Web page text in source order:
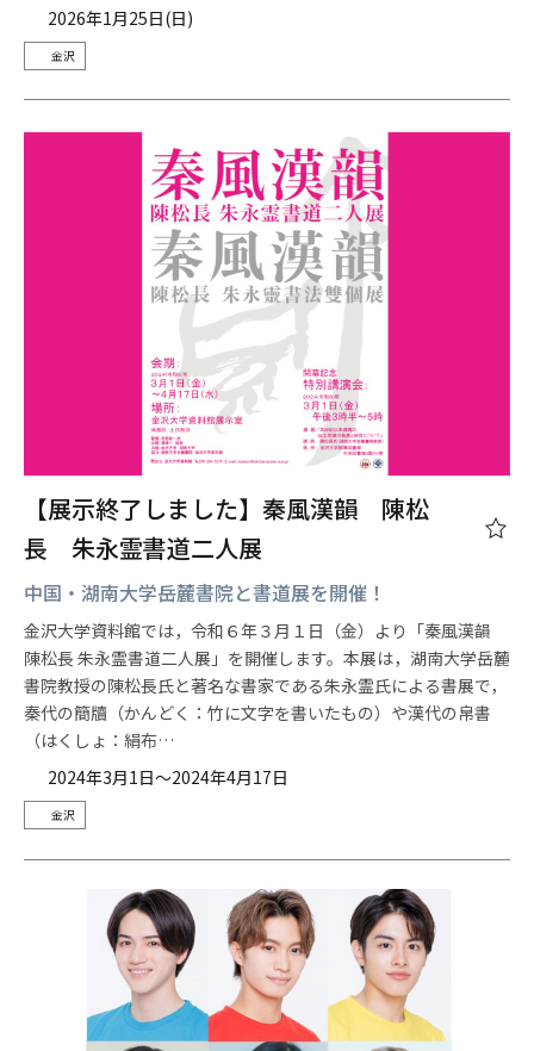
2026年1月25日(日)
金沢
【展示終了しました】秦風漢韻 陳松
長 朱永霊書道二人展
中国・湖南大学岳麓書院と書道展を開催！
金沢大学資料館では，令和６年３月１日（金）より「秦風漢韻
陳松長 朱永霊書道二人展」を開催します。本展は，湖南大学岳麓
書院教授の陳松長氏と著名な書家である朱永霊氏による書展で，
秦代の簡牘（かんどく：竹に文字を書いたもの）や漢代の帛書
（はくしょ：絹布…
2024年3月1日～2024年4月17日
金沢